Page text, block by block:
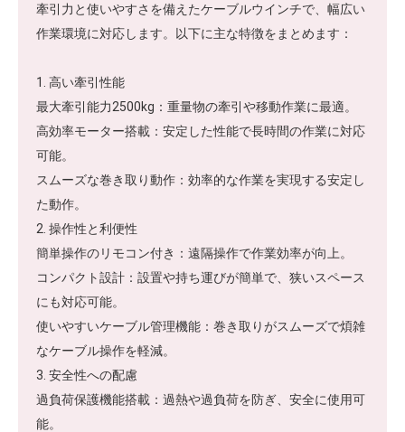
牽引力と使いやすさを備えたケーブルウインチで、幅広い
作業環境に対応します。以下に主な特徴をまとめます：
1. 高い牽引性能
最大牽引能力2500kg：重量物の牽引や移動作業に最適。
高効率モーター搭載：安定した性能で長時間の作業に対応
可能。
スムーズな巻き取り動作：効率的な作業を実現する安定し
た動作。
2. 操作性と利便性
簡単操作のリモコン付き：遠隔操作で作業効率が向上。
コンパクト設計：設置や持ち運びが簡単で、狭いスペース
にも対応可能。
使いやすいケーブル管理機能：巻き取りがスムーズで煩雑
なケーブル操作を軽減。
3. 安全性への配慮
過負荷保護機能搭載：過熱や過負荷を防ぎ、安全に使用可
能。